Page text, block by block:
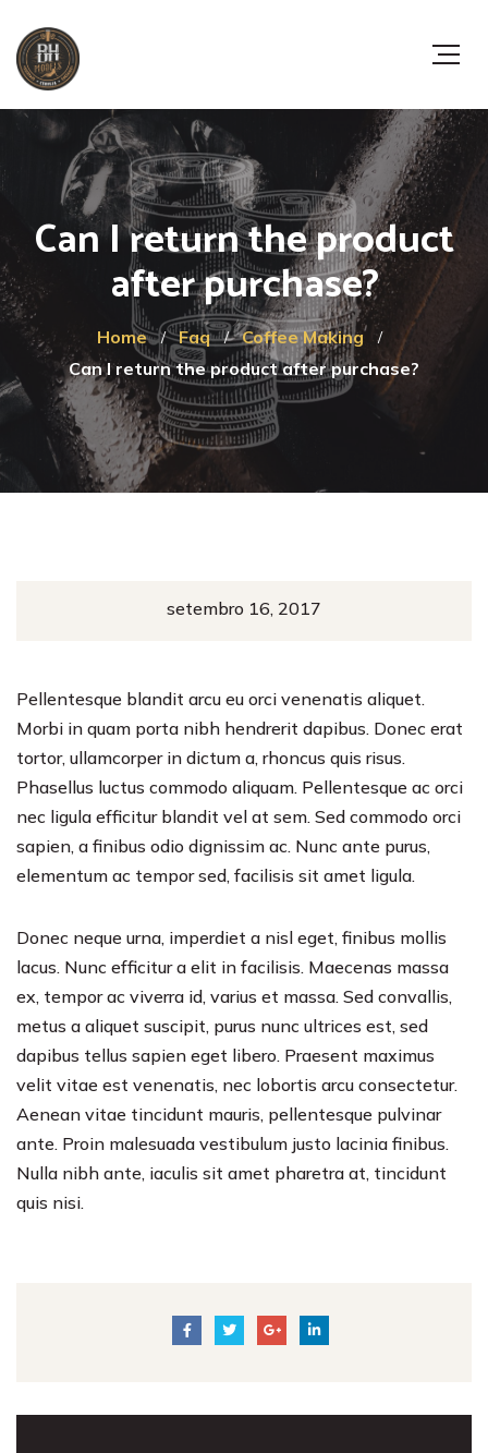
Can I return the product
after purchase?
Home Faq
Coffee Making
Can I return the product after purchase?
setembro 16, 2017
Pellentesque blandit arcu eu orci venenatis aliquet.
Morbi in quam porta nibh hendrerit dapibus. Donec erat
tortor, ullamcorper in dictum a, rhoncus quis risus.
Phasellus luctus commodo aliquam. Pellentesque ac orci
nec ligula efficitur blandit vel at sem. Sed commodo orci
sapien, a finibus odio dignissim ac. Nunc ante purus,
elementum ac tempor sed, facilisis sit amet ligula.
Donec neque urna, imperdiet a nisl eget, finibus mollis
lacus. Nunc efficitur a elit in facilisis. Maecenas massa
ex, tempor ac viverra id, varius et massa. Sed convallis,
metus a aliquet suscipit, purus nunc ultrices est, sed
dapibus tellus sapien eget libero. Praesent maximus
velit vitae est venenatis, nec lobortis arcu consectetur.
Aenean vitae tincidunt mauris, pellentesque pulvinar
ante. Proin malesuada vestibulum justo lacinia finibus.
Nulla nibh ante, iaculis sit amet pharetra at, tincidunt
quis nisi.